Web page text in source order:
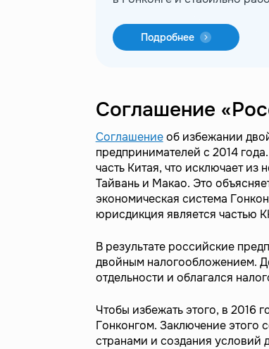
Подробнее
Соглашение
Соглашениеоб избежании
предпринимателей с 2014
часть Китая, что исключает
Тайвань и Макао. Это
экономическая система
юрисдикция является частью
В результате российские
двойным налогообложением.
отдельности и облагался
Чтобы избежать этого, в 2016
Гонконгом. Заключение
странами и создания условий